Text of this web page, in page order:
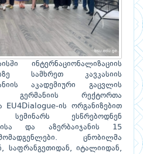
ინტერნაციონალიზაციის
სამხრეთ კავკასიის
აკადემიური გაცვლის
გერმანიის რექტორთა
EU4Dialogue-ის ორგანიზებით
ესწრებოდნენ
და აზერბაიჯანის 15
ცნობილმა
საფრანგეთიდან, იტალიიდან,